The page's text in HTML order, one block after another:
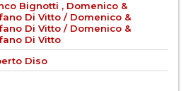
Bignotti , Domenico &
Di Vitto / Domenico &
Di Vitto / Domenico &
Di Vitto
Diso